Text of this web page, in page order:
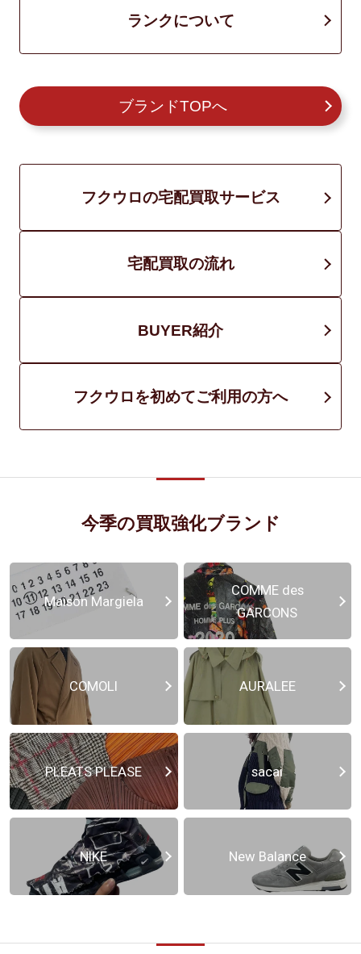
ランクについて
ブランドTOPへ
フクウロの宅配買取サービス
宅配買取の流れ
BUYER紹介
フクウロを初めてご利用の方へ
今季の買取強化ブランド
Maison Margiela
COMME des
GARCONS
COMOLI AURALEE
PLEATS PLEASE sacai
NIKE New Balance